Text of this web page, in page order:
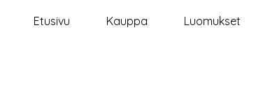
Etusivu Kauppa Luomukset